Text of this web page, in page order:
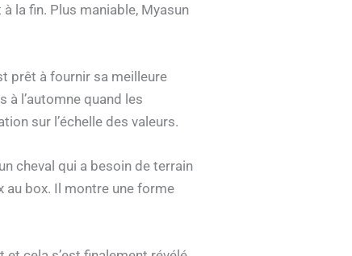
la fin. Plus maniable, Myasun
prêt à fournir sa meilleure
à l’automne quand les
sur l’échelle des valeurs.
cheval qui a besoin de terrain
au box. Il montre une forme